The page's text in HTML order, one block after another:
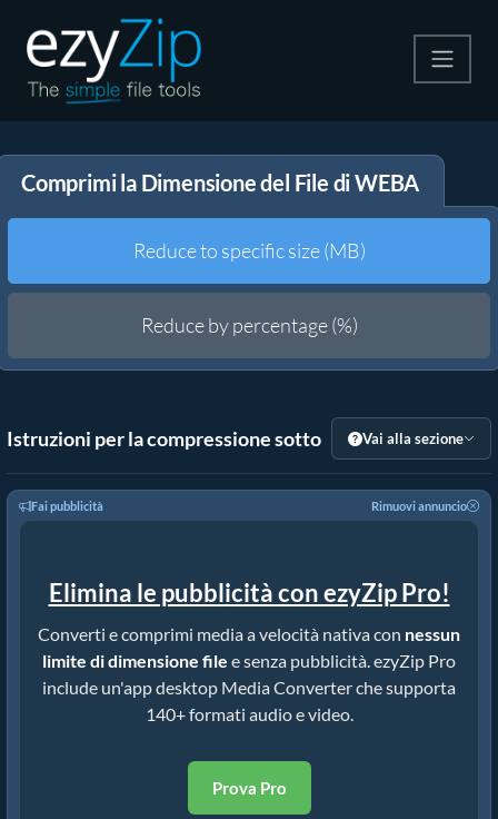
Decomprimi
Altri strumenti
Comprimi la Dimensione del File di WEBA
Reduce to specific size (MB)
Reduce by percentage (%)
Istruzioni per la compressione sotto Vai alla sezione
Fai pubblicità Rimuovi annuncio
Elimina le pubblicità con ezyZip Pro!
Converti e comprimi media a velocità nativa con nessun
limite di dimensione file e senza pubblicità. ezyZip Pro
include un'app desktop Media Converter che supporta
140+ formati audio e video.
Prova Pro